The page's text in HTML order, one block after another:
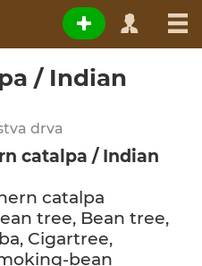
/ Indian
drva
catalpa / Indian
catalpa
tree, Bean tree,
Cigartree,
bean